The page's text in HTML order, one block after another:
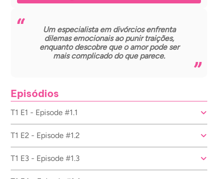
Um especialista em divórcios enfrenta
dilemas emocionais ao punir traições,
enquanto descobre que o amor pode ser
mais complicado do que parece.
Episódios
T1 E1 - Episode #1.1
T1 E2 - Episode #1.2
T1 E3 - Episode #1.3